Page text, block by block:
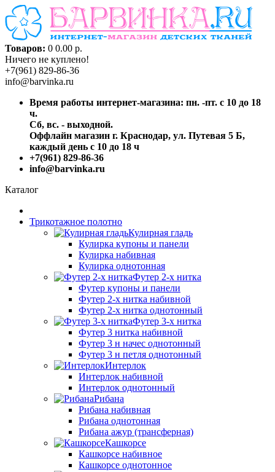
Товаров: 0 0.00 р.
Ничего не куплено!
+7(961) 829-86-36
info@barvinka.ru
Время работы интернет-магазина: пн. -пт. с 10 до 18
ч.
Сб, вс. - выходной.
Оффлайн магазин г. Краснодар, ул. Путевая 5 Б,
каждый день с 10 до 18 ч
+7(961) 829-86-36
info@barvinka.ru
Каталог
Трикотажное полотно
Кулирная гладь
Кулирка купоны и панели
Кулирка набивная
Кулирка однотонная
Футер 2-х нитка
Футер купоны и панели
Футер 2-х нитка набивной
Футер 2-х нитка однотонный
Футер 3-х нитка
Футер 3 нитка набивной
Футер 3 н начес однотонный
Футер 3 н петля однотонный
Интерлок
Интерлок набивной
Интерлок однотонный
Рибана
Рибана набивная
Рибана однотонная
Рибана ажур (трансферная)
Кашкорсе
Кашкорсе набивное
Кашкорсе однотонное